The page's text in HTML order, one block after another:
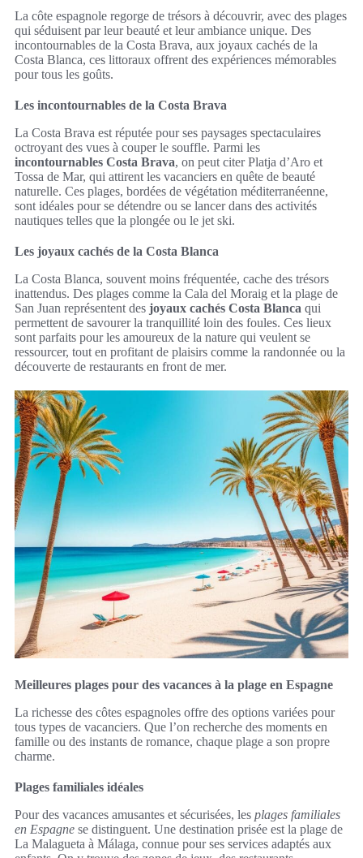
La côte espagnole regorge de trésors à découvrir, avec des plages
qui séduisent par leur beauté et leur ambiance unique. Des
incontournables de la Costa Brava, aux joyaux cachés de la
Costa Blanca, ces littoraux offrent des expériences mémorables
pour tous les goûts.
Les incontournables de la Costa Brava
La Costa Brava est réputée pour ses paysages spectaculaires
octroyant des vues à couper le souffle. Parmi les
incontournables Costa Brava, on peut citer Platja d’Aro et
Tossa de Mar, qui attirent les vacanciers en quête de beauté
naturelle. Ces plages, bordées de végétation méditerranéenne,
sont idéales pour se détendre ou se lancer dans des activités
nautiques telles que la plongée ou le jet ski.
Les joyaux cachés de la Costa Blanca
La Costa Blanca, souvent moins fréquentée, cache des trésors
inattendus. Des plages comme la Cala del Moraig et la plage de
San Juan représentent des joyaux cachés Costa Blanca qui
permettent de savourer la tranquillité loin des foules. Ces lieux
sont parfaits pour les amoureux de la nature qui veulent se
ressourcer, tout en profitant de plaisirs comme la randonnée ou la
découverte de restaurants en front de mer.
Meilleures plages pour des vacances à la plage en Espagne
La richesse des côtes espagnoles offre des options variées pour
tous types de vacanciers. Que l’on recherche des moments en
famille ou des instants de romance, chaque plage a son propre
charme.
Plages familiales idéales
Pour des vacances amusantes et sécurisées, les plages familiales
en Espagne se distinguent. Une destination prisée est la plage de
La Malagueta à Málaga, connue pour ses services adaptés aux